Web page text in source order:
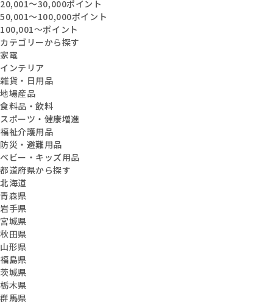
20,001〜30,000ポイント
50,001〜100,000ポイント
100,001〜ポイント
カテゴリーから探す
家電
インテリア
雑貨・日用品
地場産品
食料品・飲料
スポーツ・健康増進
福祉介護用品
防災・避難用品
ベビー・キッズ用品
都道府県から探す
北海道
青森県
岩手県
宮城県
秋田県
山形県
福島県
茨城県
栃木県
群馬県